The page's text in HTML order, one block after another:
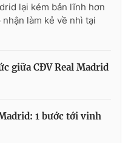
lại kém bản lĩnh hơn
làm kẻ về nhì tại
giữa CĐV Real Madrid
1 bước tới vinh